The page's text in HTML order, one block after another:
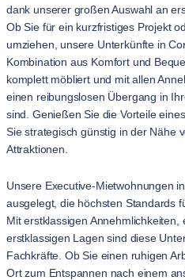
dank unserer großen Auswahl an
Ob Sie für ein kurzfristiges Projekt
umziehen, unsere Unterkünfte in
Kombination aus Komfort und
komplett möbliert und mit allen
einen reibungslosen Übergang in
sind. Genießen Sie die Vorteile
Sie strategisch günstig in der Nähe
Attraktionen.
Unsere Executive-Mietwohnungen
ausgelegt, die höchsten Standards
Mit erstklassigen Annehmlichkeiten,
erstklassigen Lagen sind diese
Fachkräfte. Ob Sie einen ruhigen
Ort zum Entspannen nach einem